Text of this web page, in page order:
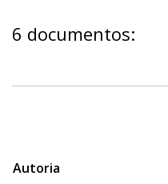
6 documentos:
Autoria